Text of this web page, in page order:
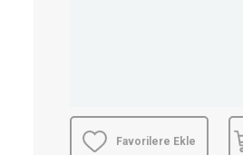
Favorilere Ekle